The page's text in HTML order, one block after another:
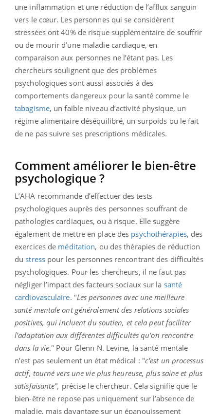
une inflammation et une réduction de l’afflux sanguin
vers le cœur. Les personnes qui se considèrent
stressées ont 40% de risque supplémentaire de souffrir
ou de mourir d’une maladie cardiaque, en
comparaison aux personnes ne l’étant pas. Les
chercheurs soulignent que des problèmes
psychologiques sont aussi associés à des
comportements dangereux pour la santé comme le
tabagisme, un faible niveau d’activité physique, un
régime alimentaire déséquilibré, un surpoids ou le fait
de ne pas suivre ses prescriptions médicales.
Comment améliorer le bien-être
psychologique ?
L’AHA recommande d’effectuer des tests
psychologiques auprès des personnes souffrant de
pathologies cardiaques, ou à risque. Elle suggère
également de mettre en place des psychothérapies, des
exercices de méditation, ou des thérapies de réduction
dustresspour les personnes rencontrant des difficultés
psychologiques. Pour les chercheurs, il ne faut pas
négliger l’impact des facteurs sociaux sur la santé
cardiovasculaire. "Les personnes avec une meilleure
santé mentale ont généralement des relations sociales
positives, qui incluent du soutien, et cela peut faciliter
l’adaptation aux différentes difficultés qu’on rencontre
dans la vie." Pour Glenn N. Levine, la santé mentale
n’est pas seulement un état médical : "c’est un processus
actif, tourné vers une vie plus heureuse, plus saine et plus
satisfaisante", précise le chercheur. Cela signifie que le
bien-être ne repose pas uniquement sur l’absence de
maladie, mais davantage sur un épanouissement